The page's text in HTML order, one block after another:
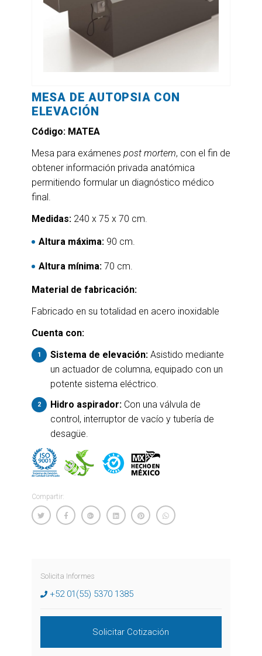
MESA DE AUTOPSIA CON
ELEVACIÓN
Código: MATEA
Mesa para exámenes post mortem, con el fin de
obtener información privada anatómica
permitiendo formular un diagnóstico médico
final.
Medidas:240 x 75 x 70 cm.
Altura máxima:90 cm.
Altura mínima:70 cm.
Material de fabricación:
Fabricado en su totalidad en acero inoxidable
Cuenta con:
Sistema de elevación: Asistido mediante
un actuador de columna, equipado con un
potente sistema eléctrico.
Hidro aspirador: Con una válvula de
control, interruptor de vacío y tubería de
desagüe.
Compartir:
Solicita Informes
+52 01(55) 5370 1385
Solicitar Cotización